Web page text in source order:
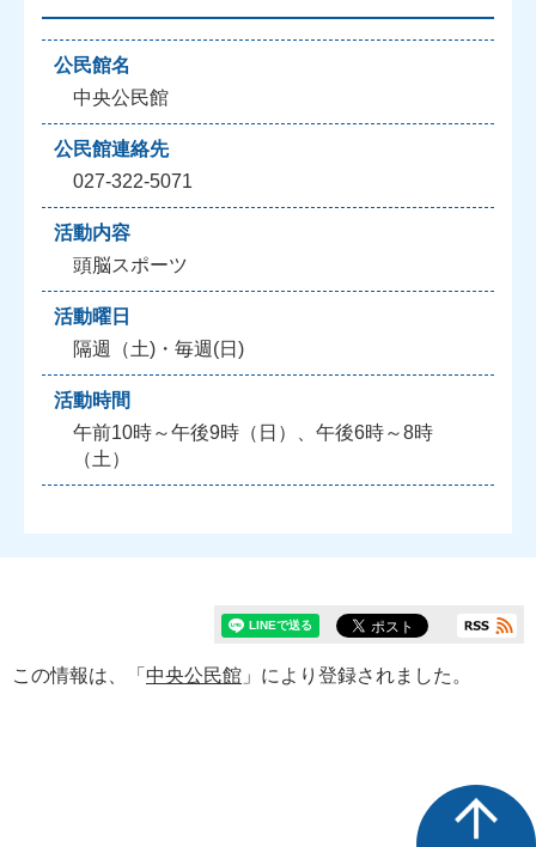
公民館名
中央公民館
公民館連絡先
027-322-5071
活動内容
頭脳スポーツ
活動曜日
隔週（土)・毎週(日)
活動時間
午前10時～午後9時（日）、午後6時～8時
（土）
この情報は、「 中央公民館 」により登録されました。